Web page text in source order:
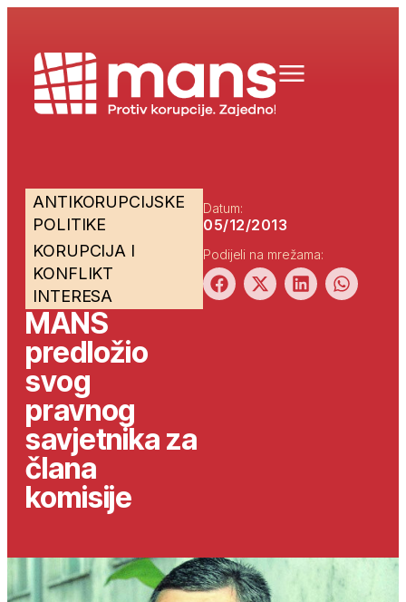
ANTIKORUPCIJSKE
POLITIKE
KORUPCIJA I
KONFLIKT
INTERESA
MANS
predložio
svog
pravnog
savjetnika za
člana
komisije
Datum:
05/12/2013
Podijeli na mrežama: